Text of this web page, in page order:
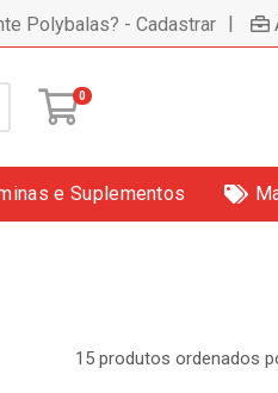
Polybalas? - Cadastrar |
0
e Suplementos
15 produtos ordenados